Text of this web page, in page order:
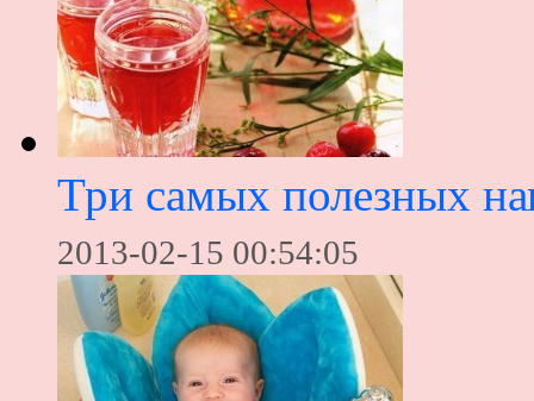
Три самых полезных
2013-02-15 00:54:05